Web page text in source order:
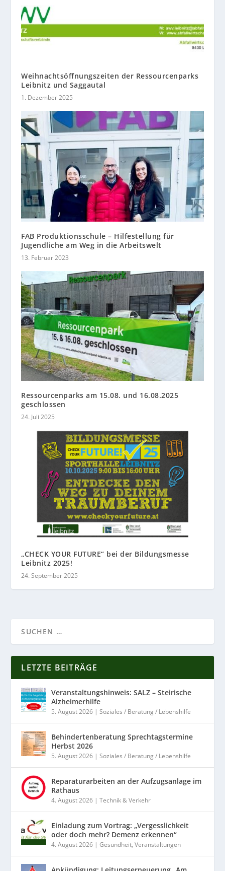
Weihnachtsöffnungszeiten der Ressourcenparks
Leibnitz und Saggautal
1. Dezember 2025
FAB Produktionsschule – Hilfestellung für
Jugendliche am Weg in die Arbeitswelt
13. Februar 2023
Ressourcenparks am 15.08. und 16.08.2025
geschlossen
24. Juli 2025
„CHECK YOUR FUTURE“ bei der Bildungsmesse
Leibnitz 2025!
24. September 2025
LETZTE BEITRÄGE
Veranstaltungshinweis: SALZ – Steirische
Alzheimerhilfe
5. August 2026 |Soziales / Beratung / Lebenshilfe
Behindertenberatung Sprechtagstermine
Herbst 2026
5. August 2026 |Soziales / Beratung / Lebenshilfe
Reparaturarbeiten an der Aufzugsanlage im
Rathaus
4. August 2026 |Technik & Verkehr
Einladung zum Vortrag: „Vergesslichkeit
oder doch mehr? Demenz erkennen“
4. August 2026 |Gesundheit,Veranstaltungen